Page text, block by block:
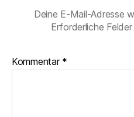
Deine E-Mail-Adresse
Erforderliche
Kommentar *